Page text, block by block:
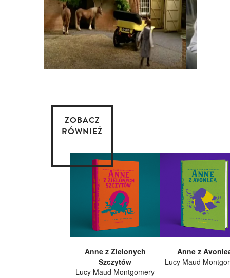
ZOBACZ
RÓWNIEŻ
Anne z Zielonych
Szczytów
Lucy Maud Montgomery
Anne z
Lucy Maud